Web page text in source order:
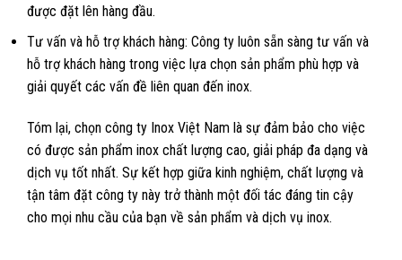
được đặt lên hàng đầu.
Tư vấn và hỗ trợ khách hàng: Công ty luôn sẵn sàng tư vấn và
hỗ trợ khách hàng trong việc lựa chọn sản phẩm phù hợp và
giải quyết các vấn đề liên quan đến inox.
Tóm lại, chọn công ty Inox Việt Nam là sự đảm bảo cho việc
có được sản phẩm inox chất lượng cao, giải pháp đa dạng và
dịch vụ tốt nhất. Sự kết hợp giữa kinh nghiệm, chất lượng và
tận tâm đặt công ty này trở thành một đối tác đáng tin cậy
cho mọi nhu cầu của bạn về sản phẩm và dịch vụ inox.